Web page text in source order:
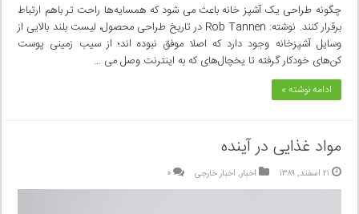
چگونه طراحی یک آشپز خانه باعث می شود که همسایه‌ها راحت تر باهم ارتباط
برقرار کنند. نوشته: Rob Tannen در تاریخ طراحی محصول، لیست بلند بالایی از
وسایل آشپزخانه وجود دارد که اصلا موفق نبوده اند؛ از سیب زمینی پوست
کن‌های خودکار گرفته تا یخچال‌های که به اینترنت وصل می …
ادامه نوشته »
مواد غذایی در آینده
۲۱ اسفند, ۱۳۸۹ اخبار, اخبار خارجی ۰